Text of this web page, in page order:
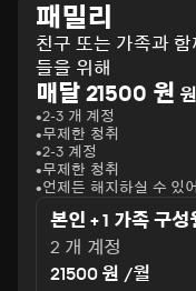
패밀리
친구 또는 가족과
들을 위해
매달 21500 원
2-3 개 계정
무제한 청취
2-3 계정
무제한 청취
언제든 해지하실 수 있
본인 + 1 가족 구성
2 개 계정
21500 원 /월